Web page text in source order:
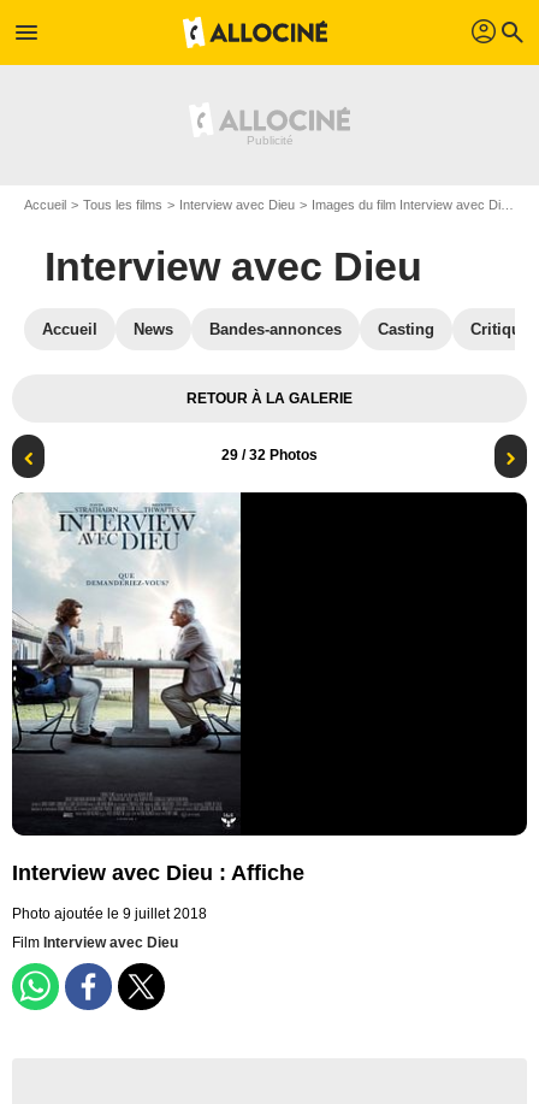
menu profil search
Accueil Tous les films Interview avec Dieu Images du film Interview avec Dieu
Interview avec Dieu
Accueil News Bandes-annonces Casting
RETOUR À LA GALERIE
29 / 32 Photos
Interview avec Dieu : Affiche
Photo ajoutée le 9 juillet 2018
Film Interview avec Dieu